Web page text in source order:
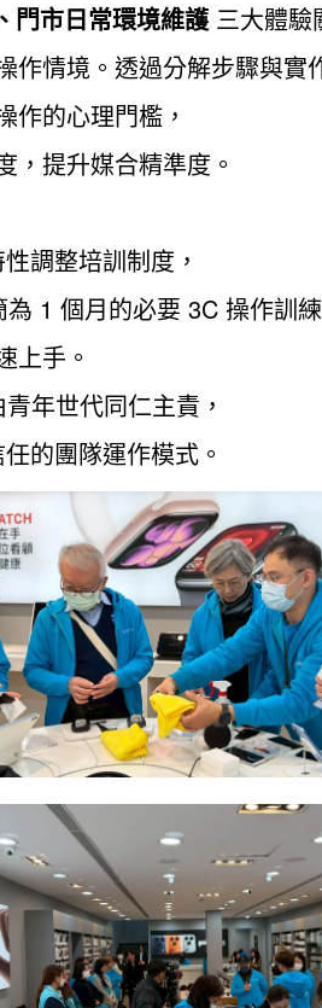
門市日常環境維護三大體驗
情境。透過分解步驟與實
作的心理門檻，
，提升媒合精準度。
調整培訓制度，
1 個月的必要 3C 操作訓練
上手。
年世代同仁主責，
的團隊運作模式。